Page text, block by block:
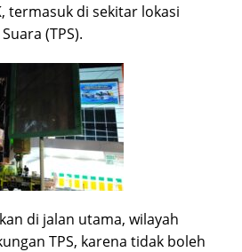
termasuk di sekitar lokasi
(TPS).
di jalan utama, wilayah
TPS, karena tidak boleh